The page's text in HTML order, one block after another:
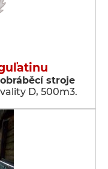
stroje
D, 500m3.